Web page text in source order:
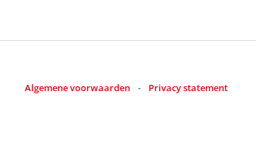
Algemene voorwaarden - Privacy statement